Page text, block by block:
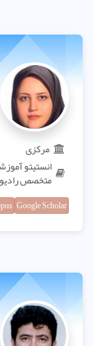
مرکزی
انستیتو
متخصص
Google Scholar